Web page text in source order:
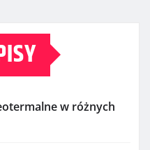
w różnych